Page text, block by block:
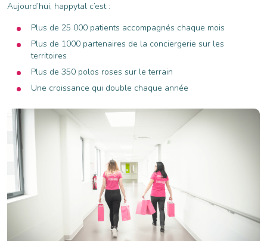
Aujourd’hui, happytal c’est :
Plus de 25 000 patients accompagnés chaque mois
Plus de 1000 partenaires de la conciergerie sur les
territoires
Plus de 350 polos roses sur le terrain
Une croissance qui double chaque année